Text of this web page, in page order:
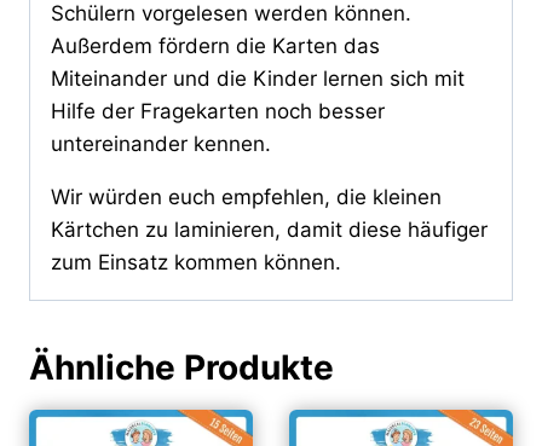
Schülern vorgelesen werden können.
Außerdem fördern die Karten das
Miteinander und die Kinder lernen sich mit
Hilfe der Fragekarten noch besser
untereinander kennen.
Wir würden euch empfehlen, die kleinen
Kärtchen zu laminieren, damit diese häufiger
zum Einsatz kommen können.
Ähnliche Produkte